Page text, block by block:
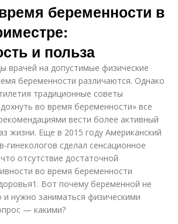
беременности в
и польза
врачей на допустимые физические
беременности различаются. Однако
традиционные советы
во время беременности» все
вести более активный
жизни. Еще в 2015 году Американский
гинекологов сделал сенсационное
отсутствие достаточной
во время беременности
Вот почему беременной не
нужно заниматься физическими
— какими?